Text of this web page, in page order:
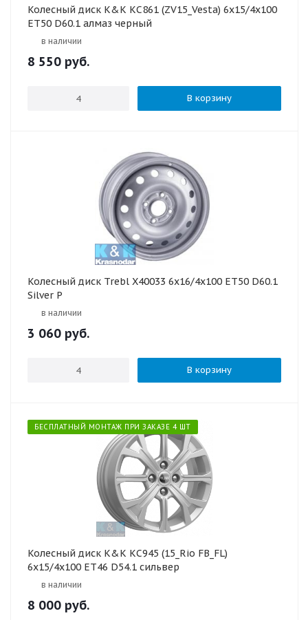
Колесный диск K&K КС861 (ZV15_Vesta) 6x15/4x100
ET50 D60.1 алмаз черный
в наличии
8 550 руб.
В корзину
Колесный диск Trebl X40033 6x16/4x100 ET50 D60.1
Silver P
в наличии
3 060 руб.
В корзину
БЕСПЛАТНЫЙ МОНТАЖ ПРИ ЗАКАЗЕ 4 ШТ
Колесный диск K&K КС945 (15_Rio FB_FL)
6x15/4x100 ET46 D54.1 сильвер
в наличии
8 000 руб.